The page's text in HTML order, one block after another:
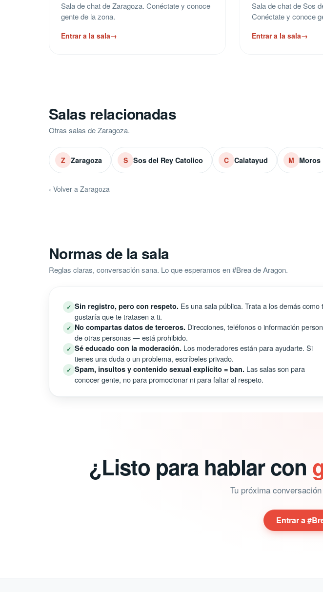
Sala de chat de Zaragoza. Conéctate y conoce
gente de la zona.
Entrar a la sala→
Sala de chat de Sos
Conéctate y conoce
Entrar a la sala→
Salas relacionadas
Otras salas de Zaragoza.
Z Zaragoza S Sos del Rey Catolico C Calatayud M Moros
‹ Volver a Zaragoza
Normas de la sala
Reglas claras, conversación sana. Lo que esperamos en #Brea de Aragon.
✓ Sin registro, pero con respeto. Es una sala pública. Trata a los demás como
gustaría que te tratasen a ti.
✓ No compartas datos de terceros. Direcciones, teléfonos o información
de otras personas — está prohibido.
✓ Sé educado con la moderación. Los moderadores están para ayudarte. Si
tienes una duda o un problema, escríbeles privado.
✓ Spam, insultos y contenido sexual explícito = ban. Las salas son para
conocer gente, no para promocionar ni para faltar al respeto.
¿Listo para hablar con
Tu próxima
Entrar a